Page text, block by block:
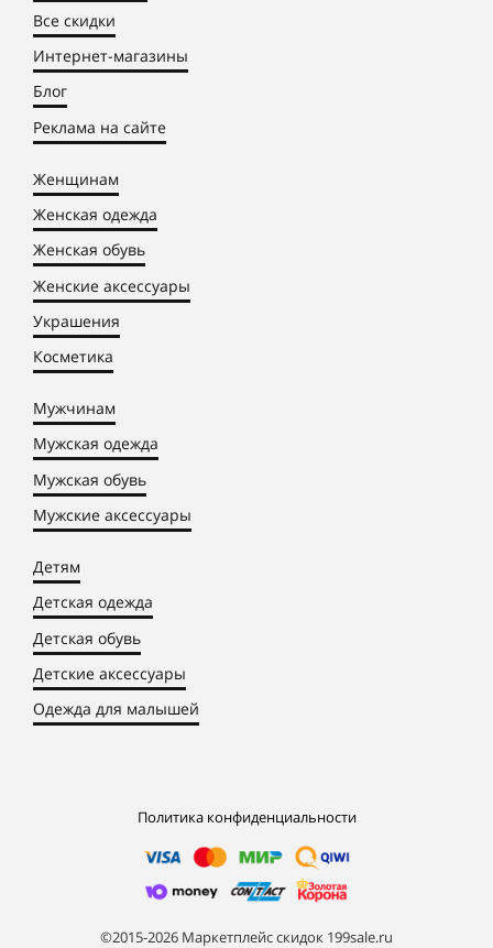
Все скидки
Интернет-магазины
Блог
Реклама на сайте
Женщинам
Женская одежда
Женская обувь
Женские аксессуары
Украшения
Косметика
Мужчинам
Мужская одежда
Мужская обувь
Мужские аксессуары
Детям
Детская одежда
Детская обувь
Детские аксессуары
Одежда для малышей
Политика конфиденциальности
©2015-2026 Маркетплейс скидок 199sale.ru